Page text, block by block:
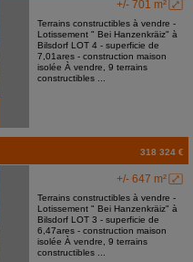
+/- 701 m²
Terrains constructibles à vendre -
Lotissement " Bei Hanzenkräiz" à
Bilsdorf LOT 4 - superficie de
7,01ares - construction maison
isolée À vendre, 9 terrains
constructibles ...
318 324 €
+/- 647 m²
Terrains constructibles à vendre -
Lotissement " Bei Hanzenkräiz" à
Bilsdorf LOT 3 - superficie de
6,47ares - construction maison
isolée À vendre, 9 terrains
constructibles ...